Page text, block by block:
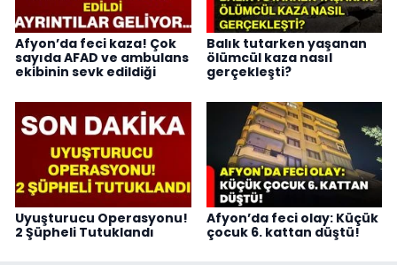
Afyon’da feci kaza! Çok
sayıda AFAD ve ambulans
ekibinin sevk edildiği
Balık tutarken yaşanan
ölümcül kaza nasıl
gerçekleşti?
Uyuşturucu Operasyonu!
2 Şüpheli Tutuklandı
Afyon’da feci olay: Küçük
çocuk 6. kattan düştü!